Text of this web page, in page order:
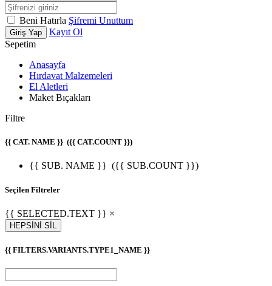
Beni Hatırla Şifremi Unuttum
Giriş Yap
Kayıt Ol
Sepetim
Anasayfa
Hırdavat Malzemeleri
El Aletleri
Maket Bıçakları
Filtre
{{ CAT. NAME }} ({{ CAT.COUNT }})
{{ SUB. NAME }} ({{ SUB.COUNT }})
Seçilen Filtreler
{{ SELECTED.TEXT }} ×
HEPSİNİ SİL
{{ FILTERS.VARIANTS.TYPE1_NAME }}